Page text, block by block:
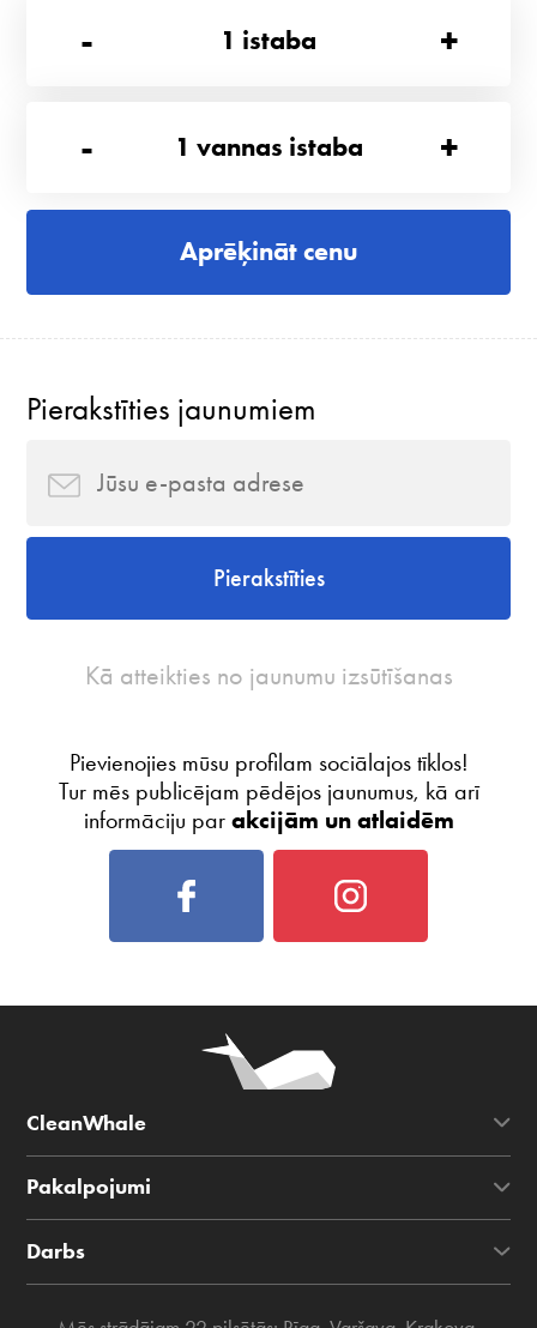
-
1 istaba +
- 1 vannas istaba +
Aprēķināt cenu
Pierakstīties jaunumiem
Pierakstīties
Kā atteikties no jaunumu izsūtīšanas
Pievienojies mūsu profilam sociālajos tīklos!
Tur mēs publicējam pēdējos jaunumus, kā arī
informāciju par akcijām un atlaidēm
CleanWhale
Pakalpojumi
Darbs